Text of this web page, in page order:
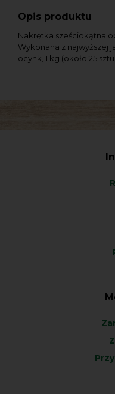
Opis produktu
Nakrętka sześciokątna
Wykonana z najwyższej
ocynk, 1 kg (około 25